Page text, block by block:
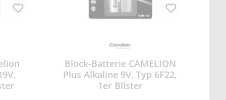
Block-Batterie CAMELION
Plus Alkaline 9V, Typ 6F22,
1er Blister